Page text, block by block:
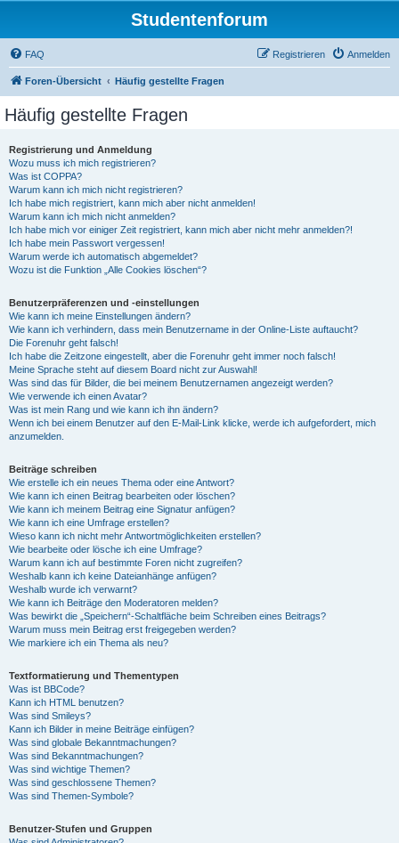
Studentenforum
FAQ Anmelden
Registrieren
Foren-Übersicht Häufig gestellte Fragen
Häufig gestellte Fragen
Registrierung und Anmeldung
Wozu muss ich mich registrieren?
Was ist COPPA?
Warum kann ich mich nicht registrieren?
Ich habe mich registriert, kann mich aber nicht anmelden!
Warum kann ich mich nicht anmelden?
Ich habe mich vor einiger Zeit registriert, kann mich aber nicht mehr anmelden?!
Ich habe mein Passwort vergessen!
Warum werde ich automatisch abgemeldet?
Wozu ist die Funktion „Alle Cookies löschen“?
Benutzerpräferenzen und -einstellungen
Wie kann ich meine Einstellungen ändern?
Wie kann ich verhindern, dass mein Benutzername in der Online-Liste auftaucht?
Die Forenuhr geht falsch!
Ich habe die Zeitzone eingestellt, aber die Forenuhr geht immer noch falsch!
Meine Sprache steht auf diesem Board nicht zur Auswahl!
Was sind das für Bilder, die bei meinem Benutzernamen angezeigt werden?
Wie verwende ich einen Avatar?
Was ist mein Rang und wie kann ich ihn ändern?
Wenn ich bei einem Benutzer auf den E-Mail-Link klicke, werde ich aufgefordert, mich
anzumelden.
Beiträge schreiben
Wie erstelle ich ein neues Thema oder eine Antwort?
Wie kann ich einen Beitrag bearbeiten oder löschen?
Wie kann ich meinem Beitrag eine Signatur anfügen?
Wie kann ich eine Umfrage erstellen?
Wieso kann ich nicht mehr Antwortmöglichkeiten erstellen?
Wie bearbeite oder lösche ich eine Umfrage?
Warum kann ich auf bestimmte Foren nicht zugreifen?
Weshalb kann ich keine Dateianhänge anfügen?
Weshalb wurde ich verwarnt?
Wie kann ich Beiträge den Moderatoren melden?
Was bewirkt die „Speichern“-Schaltfläche beim Schreiben eines Beitrags?
Warum muss mein Beitrag erst freigegeben werden?
Wie markiere ich ein Thema als neu?
Textformatierung und Thementypen
Was ist BBCode?
Kann ich HTML benutzen?
Was sind Smileys?
Kann ich Bilder in meine Beiträge einfügen?
Was sind globale Bekanntmachungen?
Was sind Bekanntmachungen?
Was sind wichtige Themen?
Was sind geschlossene Themen?
Was sind Themen-Symbole?
Benutzer-Stufen und Gruppen